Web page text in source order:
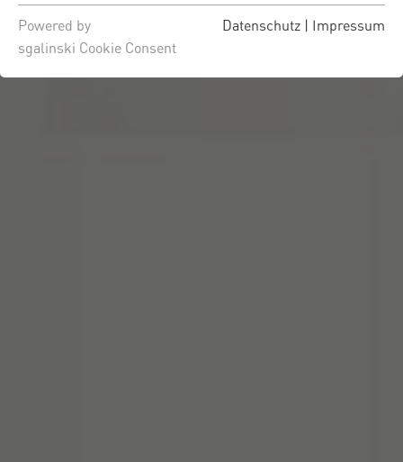
Powered by
sgalinski Cookie Consent
Datenschutz | Impressum